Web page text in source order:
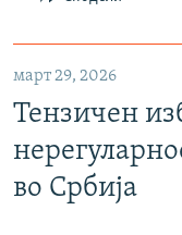
март 29, 2026
Тензичен
во Србија